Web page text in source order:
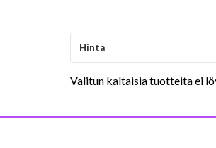
Hinta
Valitun kaltaisia tuotteita ei